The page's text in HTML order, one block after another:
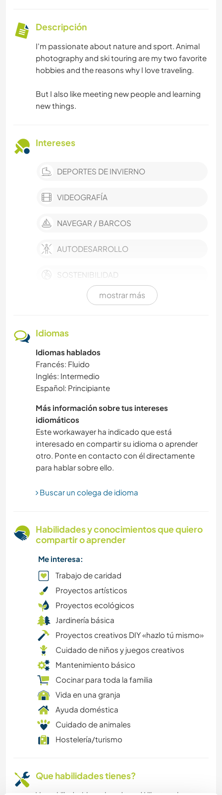
Descripción
I'm passionate about nature and sport. Animal
photography and ski touring are my two favorite
hobbies and the reasons why I love traveling.
But I also like meeting new people and learning
new things.
Intereses
DEPORTES DE INVIERNO
VIDEOGRAFÍA
NAVEGAR / BARCOS
AUTODESARROLLO
SOSTENIBILIDAD
DEPORTES DE EQUIPO
FOTOGRAFÍA
MASCOTAS
ACTIVIDADES AL AIRE LIBRE
NATURALEZA
AUTOSTOP
SENDERISMO
FITNESS
CULTURA
CICLISMO
BRICOLAJE Y MANUALIDADES
TRABAJO DE CARIDAD
ACAMPADA
ARQUITECTURA
mostrar más
Idiomas
Idiomas hablados
Francés: Fluido
Inglés: Intermedio
Español: Principiante
Más información sobre tus intereses
idiomáticos
Este workawayer ha indicado que está
interesado en compartir su idioma o aprender
otro. Ponte en contacto con él directamente
para hablar sobre ello.
Buscar un colega de idioma
Habilidades y conocimientos que quiero
compartir o aprender
Me interesa:
Trabajo de caridad
Proyectos artísticos
Proyectos ecológicos
Jardinería básica
Proyectos creativos DIY «hazlo tú mismo»
Cuidado de niños y juegos creativos
Mantenimiento básico
Cocinar para toda la familia
Vida en una granja
Ayuda doméstica
Cuidado de animales
Hostelería/turismo
Que habilidades tienes?